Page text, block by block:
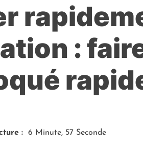
:
: 6 Minute, 57 Seconde